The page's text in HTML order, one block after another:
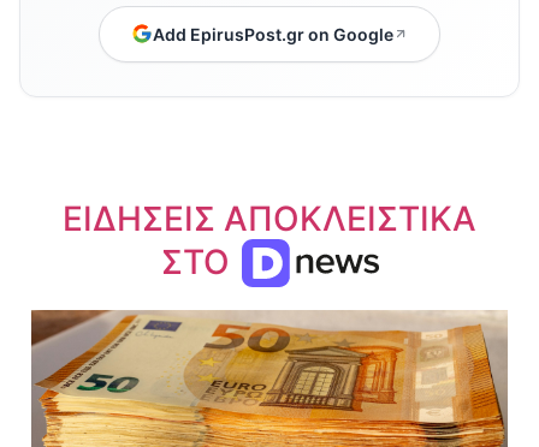
Add EpirusPost.gr on Google
ΕΙΔΗΣΕΙΣ ΑΠΟΚΛΕΙΣΤΙΚΑ
ΣΤΟ